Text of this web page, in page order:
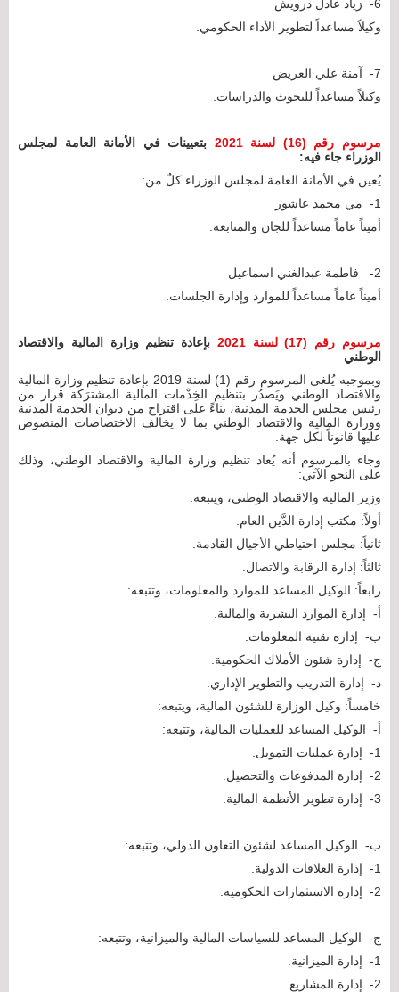
6- زياد عادل درويش
وكيلاً مساعداً لتطوير الأداء الحكومي.
7- آمنة علي العريض
وكيلاً مساعداً للبحوث والدراسات.
مرسوم رقم (16) لسنة 2021
بتعيينات في الأمانة العامة لمجلس
الوزراء جاء فيه:
يُعين في الأمانة العامة لمجلس الوزراء كلٌ من:
1- مي محمد عاشور
أميناً عاماً مساعداً للجان والمتابعة.
2- فاطمة عبدالغني اسماعيل
أميناً عاماً مساعداً للموارد وإدارة الجلسات.
مرسوم رقم (17) لسنة 2021
بإعادة تنظيم وزارة المالية والاقتصاد
الوطني
وبموجبه يُلغى المرسوم رقم (1) لسنة 2019 بإعادة تنظيم وزارة المالية
والاقتصاد الوطني ويَصدُر بتنظيم الخِدْمات المالية المشترَكة قرار من
رئيس مجلس الخدمة المدنية، بناءً على اقتراح من ديوان الخدمة المدنية
ووزارة المالية والاقتصاد الوطني بما لا يخالف الاختصاصات المنصوص
عليها قانوناً لكل جهة.
وجاء بالمرسوم أنه يُعاد تنظيم وزارة المالية والاقتصاد الوطني، وذلك
على النحو الآتي:
وزير المالية والاقتصاد الوطني، ويتبعه:
أولاً: مكتب إدارة الدَّين العام.
ثانياً: مجلس احتياطي الأجيال القادمة.
ثالثاً: إدارة الرقابة والاتصال.
رابعاً: الوكيل المساعد للموارد والمعلومات، وتتبعه:
‌أ- إدارة الموارد البشرية والمالية.
‌ب- إدارة تقنية المعلومات.
‌ج- إدارة شئون الأملاك الحكومية.
‌د- إدارة التدريب والتطوير الإداري.
خامساً: وكيل الوزارة للشئون المالية، ويتبعه:
‌أ- الوكيل المساعد للعمليات المالية، وتتبعه:
1- إدارة عمليات التمويل.
2- إدارة المدفوعات والتحصيل.
3- إدارة تطوير الأنظمة المالية.
‌ب- الوكيل المساعد لشئون التعاون الدولي، وتتبعه:
1- إدارة العلاقات الدولية.
2- إدارة الاستثمارات الحكومية.
‌ج- الوكيل المساعد للسياسات المالية والميزانية، وتتبعه:
1- إدارة الميزانية.
2- إدارة المشاريع.